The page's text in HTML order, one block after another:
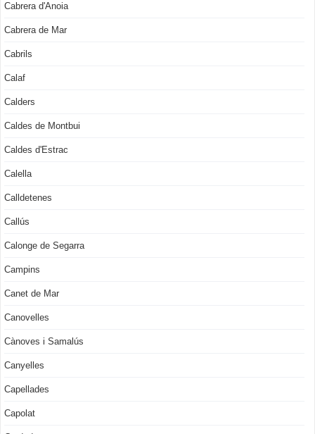
Cabrera d'Anoia
Cabrera de Mar
Cabrils
Calaf
Calders
Caldes de Montbui
Caldes d'Estrac
Calella
Calldetenes
Callús
Calonge de Segarra
Campins
Canet de Mar
Canovelles
Cànoves i Samalús
Canyelles
Capellades
Capolat